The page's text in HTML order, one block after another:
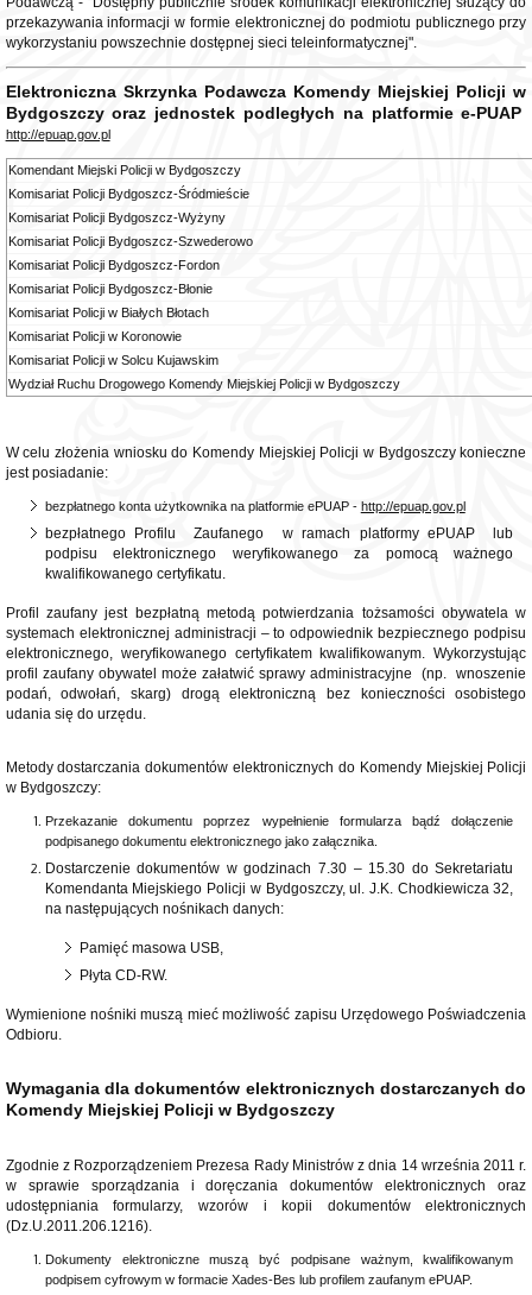
przekazywania informacji w formie elektronicznej do podmiotu publicznego przy
wykorzystaniu powszechnie dostępnej sieci teleinformatycznej".
Elektroniczna Skrzynka Podawcza Komendy Miejskiej Policji w
Bydgoszczy oraz jednostek podległych na platformie e-PUAP
http://epuap.gov.pl
Komendant Miejski Policji w Bydgoszczy
Komisariat Policji Bydgoszcz-Śródmieście
Komisariat Policji Bydgoszcz-Wyżyny
Komisariat Policji Bydgoszcz-Szwederowo
Komisariat Policji Bydgoszcz-Fordon
Komisariat Policji Bydgoszcz-Błonie
Komisariat Policji w Białych Błotach
Komisariat Policji w Koronowie
Komisariat Policji w Solcu Kujawskim
Wydział Ruchu Drogowego Komendy Miejskiej Policji w Bydgoszczy
W celu złożenia wniosku do Komendy Miejskiej Policji w Bydgoszczy konieczne
jest posiadanie:
bezpłatnego konta użytkownika na platformie ePUAP - http://epuap.gov.pl
bezpłatnego Profilu Zaufanego w ramach platformy ePUAP lub
podpisu elektronicznego weryfikowanego za pomocą ważnego
kwalifikowanego certyfikatu.
Profil zaufany jest bezpłatną metodą potwierdzania tożsamości obywatela w
systemach elektronicznej administracji – to odpowiednik bezpiecznego podpisu
elektronicznego, weryfikowanego certyfikatem kwalifikowanym. Wykorzystując
profil zaufany obywatel może załatwić sprawy administracyjne (np. wnoszenie
podań, odwołań, skarg) drogą elektroniczną bez konieczności osobistego
udania się do urzędu.
Metody dostarczania dokumentów elektronicznych do Komendy Miejskiej Policji
w Bydgoszczy:
Przekazanie dokumentu poprzez wypełnienie formularza bądź dołączenie
podpisanego dokumentu elektronicznego jako załącznika.
Dostarczenie dokumentów w godzinach 7.30 – 15.30 do Sekretariatu
Komendanta Miejskiego Policji w Bydgoszczy, ul. J.K. Chodkiewicza 32,
na następujących nośnikach danych:
Pamięć masowa USB,
Płyta CD-RW.
Wymienione nośniki muszą mieć możliwość zapisu Urzędowego Poświadczenia
Odbioru.
Wymagania dla dokumentów elektronicznych dostarczanych do
Komendy Miejskiej Policji w Bydgoszczy
Zgodnie z Rozporządzeniem Prezesa Rady Ministrów z dnia 14 września 2011 r.
w sprawie sporządzania i doręczania dokumentów elektronicznych oraz
udostępniania formularzy, wzorów i kopii dokumentów elektronicznych
(Dz.U.2011.206.1216).
Dokumenty elektroniczne muszą być podpisane ważnym, kwalifikowanym
podpisem cyfrowym w formacie Xades-Bes lub profilem zaufanym ePUAP.